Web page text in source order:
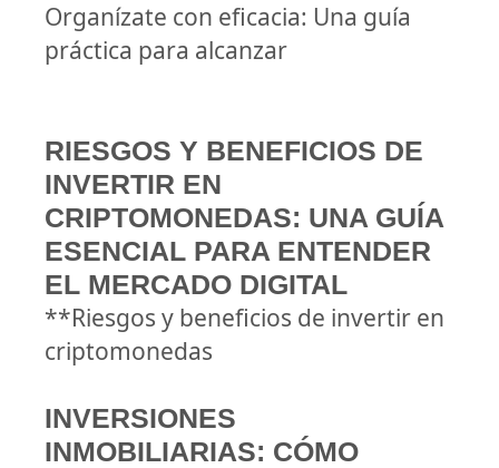
Organízate con eficacia: Una guía
práctica para alcanzar
RIESGOS Y BENEFICIOS DE
INVERTIR EN
CRIPTOMONEDAS: UNA GUÍA
ESENCIAL PARA ENTENDER
EL MERCADO DIGITAL
**Riesgos y beneficios de invertir en
criptomonedas
INVERSIONES
INMOBILIARIAS: CÓMO